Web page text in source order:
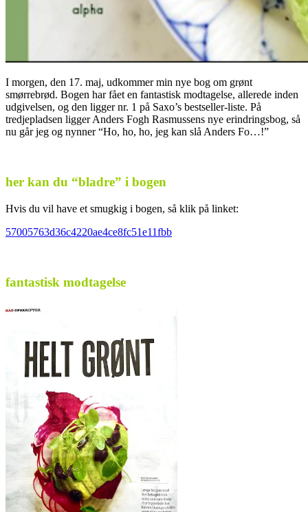
I morgen, den 17. maj, udkommer min nye bog om grønt
smørrebrød. Bogen har fået en fantastisk modtagelse, allerede inden
udgivelsen, og den ligger nr. 1 på Saxo’s bestseller-liste. På
tredjepladsen ligger Anders Fogh Rasmussens nye erindringsbog, så
nu går jeg og nynner “Ho, ho, ho, jeg kan slå Anders Fo…!”
her kan du “bladre” i bogen
Hvis du vil have et smugkig i bogen, så klik på linket:
57005763d36c4220ae4ce8fc51e11fbb
fantastisk modtagelse